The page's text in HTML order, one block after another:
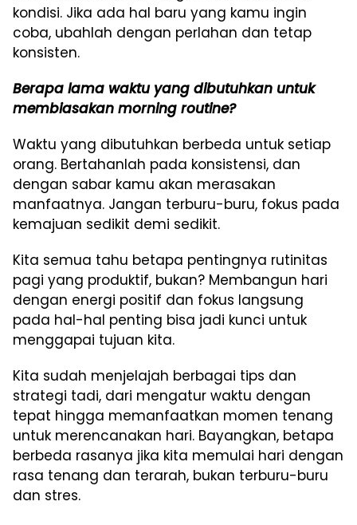
kondisi. Jika ada hal baru yang kamu ingin
coba, ubahlah dengan perlahan dan tetap
konsisten.
Berapa lama waktu yang dibutuhkan untuk
membiasakan morning routine?
Waktu yang dibutuhkan berbeda untuk setiap
orang. Bertahanlah pada konsistensi, dan
dengan sabar kamu akan merasakan
manfaatnya. Jangan terburu-buru, fokus pada
kemajuan sedikit demi sedikit.
Kita semua tahu betapa pentingnya rutinitas
pagi yang produktif, bukan? Membangun hari
dengan energi positif dan fokus langsung
pada hal-hal penting bisa jadi kunci untuk
menggapai tujuan kita.
Kita sudah menjelajah berbagai tips dan
strategi tadi, dari mengatur waktu dengan
tepat hingga memanfaatkan momen tenang
untuk merencanakan hari. Bayangkan, betapa
berbeda rasanya jika kita memulai hari dengan
rasa tenang dan terarah, bukan terburu-buru
dan stres.